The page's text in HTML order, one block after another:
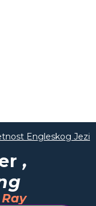
Engleskog
,